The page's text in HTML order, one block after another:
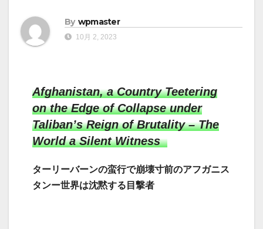
By wpmaster
10月 2, 2023
Afghanistan, a Country Teetering
on the Edge of Collapse under
Taliban’s Reign of Brutality – The
World a Silent Witness
ターリーバーンの蛮行で崩壊寸前のアフガニス
タンー世界は沈黙する目撃者